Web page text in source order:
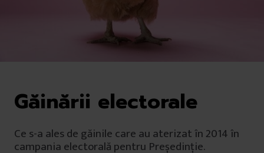
Găinării electorale
Ce s-a ales de găinile care au aterizat în 2014 în
campania electorală pentru Președinție.